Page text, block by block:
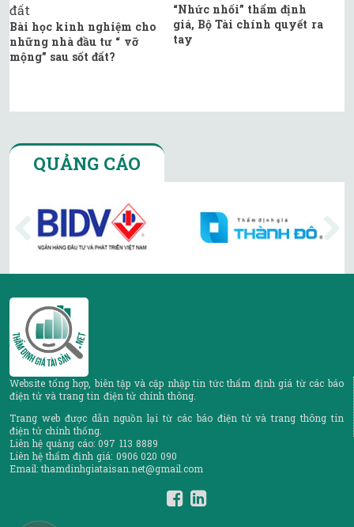
Bài học kinh nghiệm cho
những nhà đầu tư “ vỡ
mộng” sau sốt đất?
“Nhức nhối” thẩm định
giá, Bộ Tài chính quyết ra
tay
QUẢNG CÁO
Website tổng hợp, biên tập và cập nhập tin tức thẩm định giá từ các báo
điện tử và trang tin điện tử chính thông.
Trang web được dẫn nguồn lại từ các báo điện tử và trang thông tin
điện tử chính thống.
Liên hệ quảng cáo: 097 113 8889
Liên hệ thẩm định giá: 0906 020 090
Email: thamdinhgiataisan.net@gmail.com